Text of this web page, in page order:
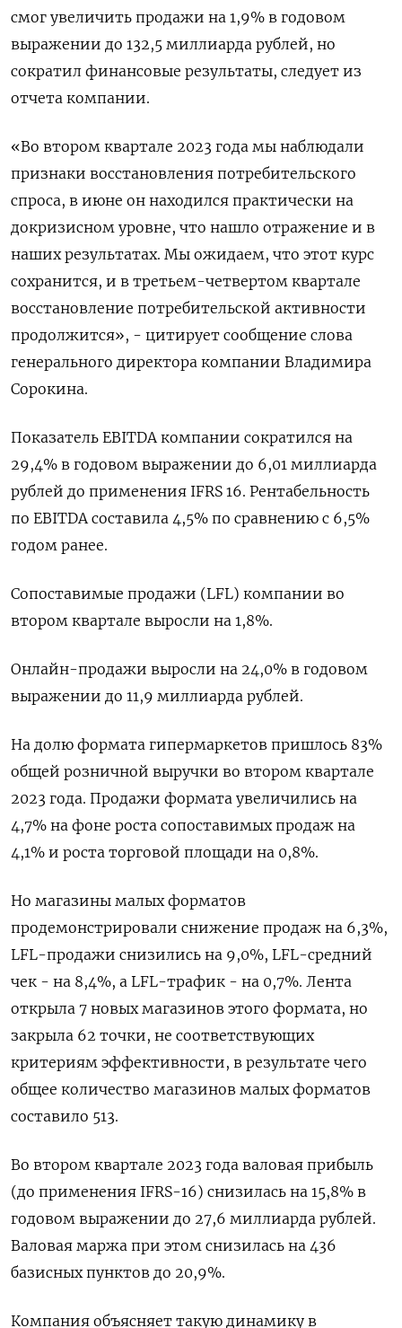
смог увеличить продажи на 1,9% в годовом
выражении до 132,5 миллиарда рублей, но
сократил финансовые результаты, следует из
отчета компании.
«Во втором квартале 2023 года мы наблюдали
признаки восстановления потребительского
спроса, в июне он находился практически на
докризисном уровне, что нашло отражение и в
наших результатах. Мы ожидаем, что этот курс
сохранится, и в третьем-четвертом квартале
восстановление потребительской активности
продолжится», - цитирует сообщение слова
генерального директора компании Владимира
Сорокина.
Показатель EBITDA компании сократился на
29,4% в годовом выражении до 6,01 миллиарда
рублей до применения IFRS 16. Рентабельность
по EBITDA составила 4,5% по сравнению с 6,5%
годом ранее.
Сопоставимые продажи (LFL) компании во
втором квартале выросли на 1,8%.
Онлайн-продажи выросли на 24,0% в годовом
выражении до 11,9 миллиарда рублей.
На долю формата гипермаркетов пришлось 83%
общей розничной выручки во втором квартале
2023 года. Продажи формата увеличились на
4,7% на фоне роста сопоставимых продаж на
4,1% и роста торговой площади на 0,8%.
Но магазины малых форматов
продемонстрировали снижение продаж на 6,3%,
LFL-продажи снизились на 9,0%, LFL-средний
чек - на 8,4%, а LFL-трафик - на 0,7%. Лента
открыла 7 новых магазинов этого формата, но
закрыла 62 точки, не соответствующих
критериям эффективности, в результате чего
общее количество магазинов малых форматов
составило 513.
Во втором квартале 2023 года валовая прибыль
(до применения IFRS-16) снизилась на 15,8% в
годовом выражении до 27,6 миллиарда рублей.
Валовая маржа при этом снизилась на 436
базисных пунктов до 20,9%.
Компания объясняет такую динамику в